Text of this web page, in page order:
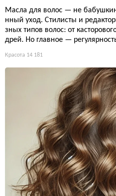
Масла для волос — не
нный уход. Стилисты и
зных типов волос: от
дрей. Но главное —
Красота 14 181